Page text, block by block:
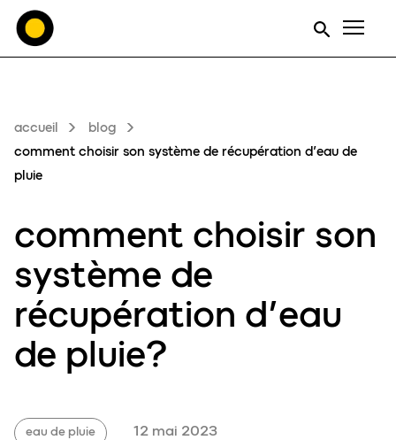
accueil
blog
comment choisir son système de récupération d’eau de
pluie
comment choisir son
système de
récupération d’eau
de pluie?
eau de pluie 12 mai 2023